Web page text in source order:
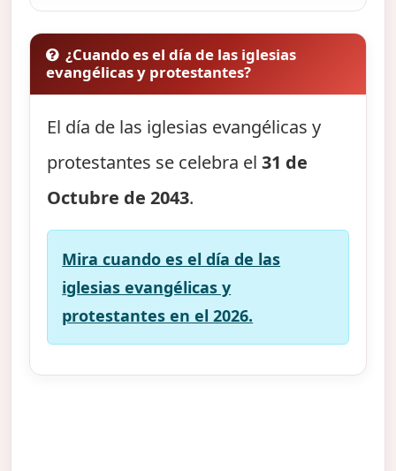
¿Cuando es el día de las iglesias
evangélicas y protestantes?
El día de las iglesias evangélicas y
protestantes se celebra el31 de
Octubre de 2043.
Mira cuando es el día de las
iglesias evangélicas y
protestantes en el 2026.